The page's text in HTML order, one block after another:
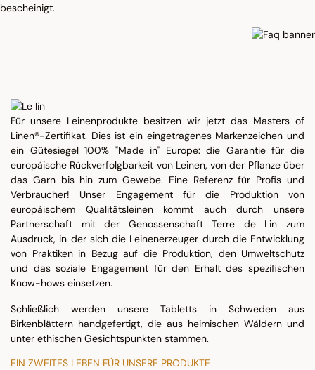
bescheinigt.
Für unsere Leinenprodukte besitzen wir jetzt das Masters of
Linen®-Zertifikat. Dies ist ein eingetragenes Markenzeichen und
ein Gütesiegel 100% "Made in" Europe: die Garantie für die
europäische Rückverfolgbarkeit von Leinen, von der Pflanze über
das Garn bis hin zum Gewebe. Eine Referenz für Profis und
Verbraucher! Unser Engagement für die Produktion von
europäischem Qualitätsleinen kommt auch durch unsere
Partnerschaft mit der Genossenschaft Terre de Lin zum
Ausdruck, in der sich die Leinenerzeuger durch die Entwicklung
von Praktiken in Bezug auf die Produktion, den Umweltschutz
und das soziale Engagement für den Erhalt des spezifischen
Know-hows einsetzen.
Schließlich werden unsere Tabletts in Schweden aus
Birkenblättern handgefertigt, die aus heimischen Wäldern und
unter ethischen Gesichtspunkten stammen.
EIN ZWEITES LEBEN FÜR UNSERE PRODUKTE